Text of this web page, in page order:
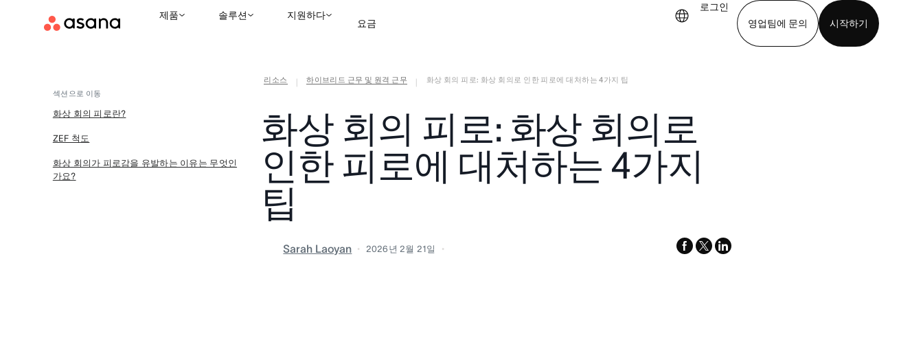
제품 솔루션 지원하다
요금
로그인
영업팀에 문의
시작하기
영업팀에 문의 데모 보기
리소스 하이브리드 근무 및 원격 근무 화상 회의 피로: 화상 회의로 인한 피로에 대처하는 4가지 팁
화상 회의 피로: 화상 회의로
인한 피로에 대처하는 4가지
팁
Sarah Laoyan 2026년 2월 21일 facebook
x-
linkedin
섹션으로 이동
화상 회의 피로란?
ZEF 척도
화상 회의가 피로감을 유발하는 이유는 무엇인
가요?